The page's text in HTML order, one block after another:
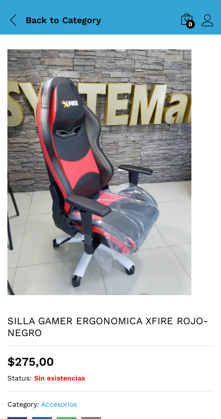
Back to Category 0
SILLA GAMER ERGONOMICA XFIRE ROJO-
NEGRO
$275,00
Status: Sin existencias
Category: Accesorios